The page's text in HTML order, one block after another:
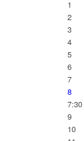
1
2
3
4
5
6
7
8
9
10